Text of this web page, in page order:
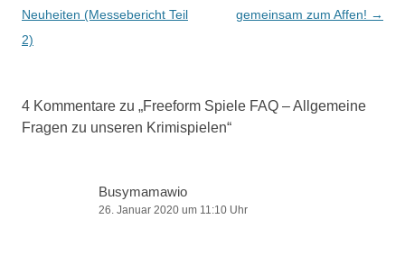
Neuheiten (Messebericht Teil
2)
gemeinsam zum Affen! →
4 Kommentare zu „Freeform Spiele FAQ – Allgemeine
Fragen zu unseren Krimispielen“
Busymamawio
26. Januar 2020 um 11:10 Uhr